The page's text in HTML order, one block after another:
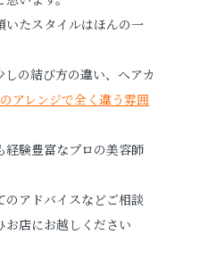
いたスタイルはほんの一
の結び方の違い、ヘアカ
アレンジで全く違う雰囲
経験豊富なプロの美容師
のアドバイスなどご相談
お店にお越しください